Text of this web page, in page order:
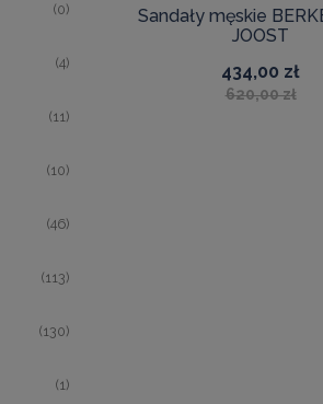
(0)
(4)
(11)
(10)
(46)
(113)
(130)
(1)
Sandały męskie
JOOST
434,00 zł
620,00 zł